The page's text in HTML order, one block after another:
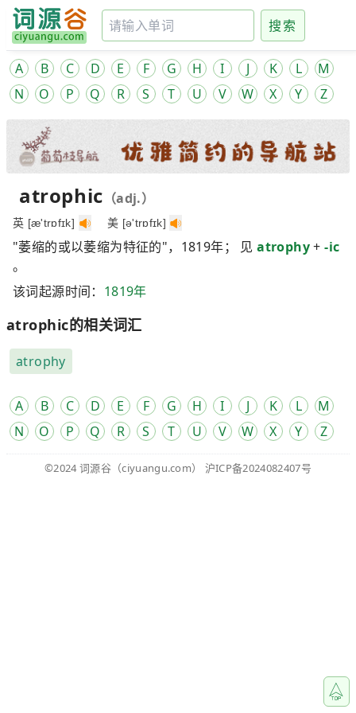
搜索
A B C D E F G H I J K L
M
N
O P Q R S T U V W X Y Z
atrophic （adj.）
英 [æ'trɒfɪk] 美 [ə'trɒfɪk]
"萎缩的或以萎缩为特征的"，1819年； 见atrophy+-ic
。
该词起源时间： 1819年
atrophic的相关词汇
atrophy
A B C D E F G H I J K L
M
N
O P Q R S T U V W X Y Z
©2024 词源谷 （ciyuangu.com） 沪ICP备2024082407号